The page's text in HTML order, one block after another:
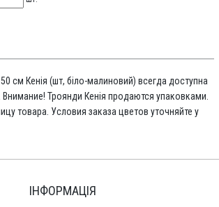
см Кенія (шт, біло-малиновий) всегда доступна
Троянди Кенія продаются упаковками.
товара. Условия заказа цветов уточняйте у
ІНФОРМАЦІЯ